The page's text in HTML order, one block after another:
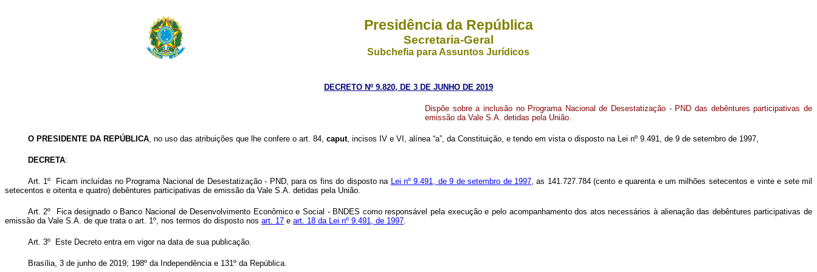
Presidência da República
Secretaria-Geral
Subchefia para Assuntos Jurídicos
DECRETO Nº 9.820, DE 3 DE JUNHO DE 2019
Dispõe sobre a inclusão no Programa Nacional de Desestatização - PND das debêntures participativas de
emissão da Vale S.A. detidas pela União.
O PRESIDENTE DA REPÚBLICA, no uso das atribuições que lhe confere o art. 84, caput, incisos IV e VI, alínea “a”, da Constituição, e tendo em vista o disposto na Lei nº 9.491, de 9 de setembro de 1997,
DECRETA:
Art. 1º Ficam incluídas no Programa Nacional de Desestatização - PND, para os fins do disposto na Lei nº 9.491, de 9 de setembro de 1997, as 141.727.784 (cento e quarenta e um milhões setecentos e vinte e sete mil
setecentos e oitenta e quatro) debêntures participativas de emissão da Vale S.A. detidas pela União.
Art. 2º Fica designado o Banco Nacional de Desenvolvimento Econômico e Social - BNDES como responsável pela execução e pelo acompanhamento dos atos necessários à alienação das debêntures participativas de
emissão da Vale S.A. de que trata o art. 1º, nos termos do disposto nos art. 17 e art. 18 da Lei nº 9.491, de 1997.
Art. 3º Este Decreto entra em vigor na data de sua publicação.
Brasília, 3 de junho de 2019; 198º da Independência e 131º da República.